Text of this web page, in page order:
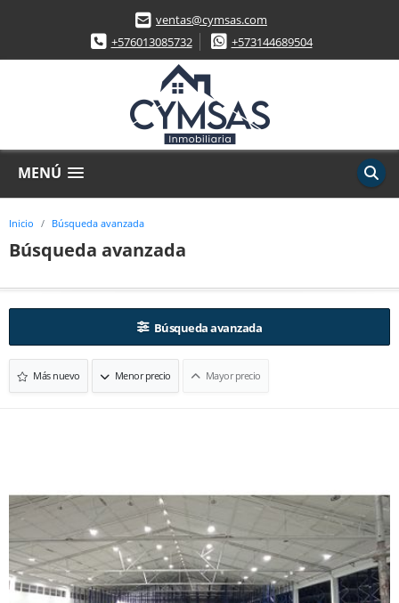
ventas@cymsas.com
+576013085732
+573144689504
MENÚ
Inicio Búsqueda avanzada
Búsqueda avanzada
Búsqueda avanzada
Más nuevo Menor precio Mayor precio